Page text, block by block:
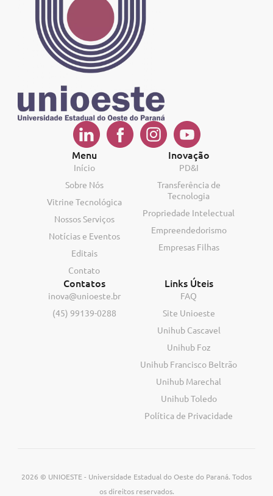
Menu
Início
Sobre Nós
Vitrine Tecnológica
Nossos Serviços
Notícias e Eventos
Editais
Contato
Inovação
PD&I
Transferência de
Tecnologia
Propriedade Intelectual
Empreendedorismo
Empresas Filhas
Contatos
inova@unioeste.br
(45) 99139-0288
Links Úteis
FAQ
Site Unioeste
Unihub Cascavel
Unihub Foz
Unihub Francisco Beltrão
Unihub Marechal
Unihub Toledo
Política de Privacidade
2026 © UNIOESTE - Universidade Estadual do Oeste do Paraná. Todos
os direitos reservados.